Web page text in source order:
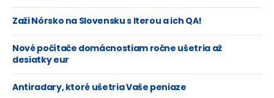
Zaži Nórsko na Slovensku s Iterou a ich QA!
Nové počítače domácnostiam ročne ušetria až
desiatky eur
Antiradary, ktoré ušetria Vaše peniaze